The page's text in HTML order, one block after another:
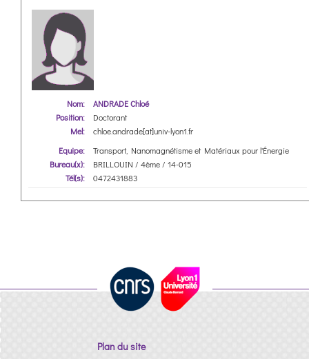
Nom:
ANDRADE Chloé
Position:
Doctorant
Mel:
chloe.andrade[at]univ-lyon1.fr
Equipe:
Transport, Nanomagnétisme et Matériaux pour l'Énergie
Bureau(x):
BRILLOUIN / 4ème / 14-015
Tél(s):
0472431883
Plan du site